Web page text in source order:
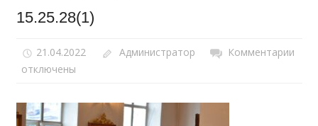
15.25.28(1)
21.04.2022 Администратор Комментарии
отключены